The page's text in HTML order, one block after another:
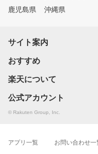
鹿児島県
沖縄県
サイト案内
おすすめ
楽天について
公式アカウント
© Rakuten Group, Inc.
アプリ一覧 お問い合わせ一